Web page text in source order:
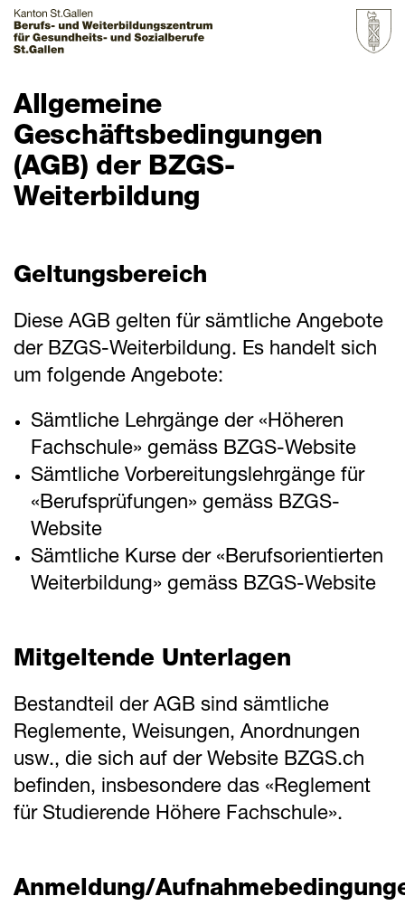
Allgemeine
Geschäftsbedingungen
(AGB) der BZGS-
Weiterbildung
Geltungsbereich
Diese AGB gelten für sämtliche Angebote
der BZGS-Weiterbildung. Es handelt sich
um folgende Angebote:
Sämtliche Lehrgänge der «Höheren
Fachschule» gemäss BZGS-Website
Sämtliche Vorbereitungslehrgänge für
«Berufsprüfungen» gemäss BZGS-
Website
Sämtliche Kurse der «Berufsorientierten
Weiterbildung» gemäss BZGS-Website
Mitgeltende Unterlagen
Bestandteil der AGB sind sämtliche
Reglemente, Weisungen, Anordnungen
usw., die sich auf der Website BZGS.ch
befinden, insbesondere das «Reglement
für Studierende Höhere Fachschule».
Anmeldung/
Grundbildung
Weiterbildung
Downloads
Schnellzugriff
Kontakt
Downloads